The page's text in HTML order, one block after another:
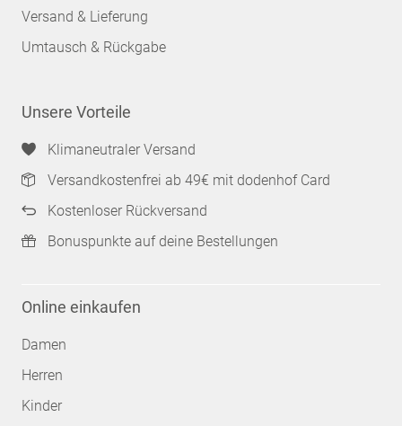
Versand & Lieferung
Umtausch & Rückgabe
Unsere Vorteile
Klimaneutraler Versand
Versandkostenfrei ab 49€ mit dodenhof Card
Kostenloser Rückversand
Bonuspunkte auf deine Bestellungen
Online einkaufen
Damen
Herren
Kinder